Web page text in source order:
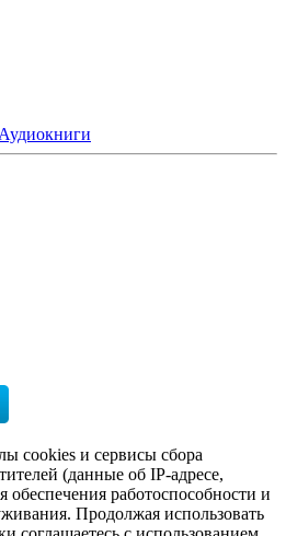
Аудиокниги
cookies и сервисы сбора
(данные об IP-адресе,
работоспособности и
Продолжая использовать